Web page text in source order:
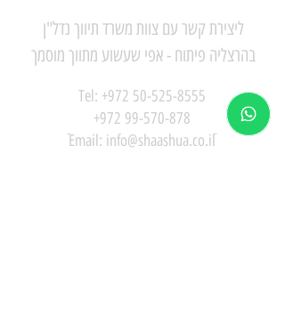
ליצירת קשר עם צוות משרד תיווך נדל"ן
בהרצליה פיתוח - אפי שעשוע מתווך מוסמך
Tel: +972 50-525-8555
+972 99-570-878
ֿEmail: info@shaashua.co.il